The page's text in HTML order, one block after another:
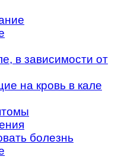
в зависимости от
на кровь в кале
болезнь